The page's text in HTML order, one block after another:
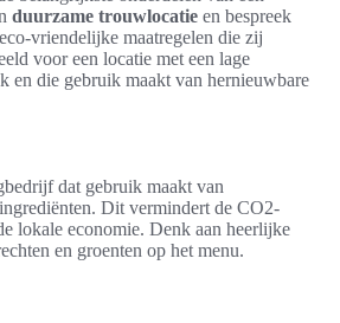
duurzame trouwlocatie en bespreek
vriendelijke maatregelen die zij
voor een locatie met een lage
en die gebruik maakt van hernieuwbare
dat gebruik maakt van
Dit vermindert de CO2-
lokale economie. Denk aan heerlijke
en groenten op het menu.